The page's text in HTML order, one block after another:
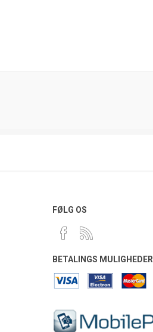
FØLG OS
BETALINGS MULIGHEDER